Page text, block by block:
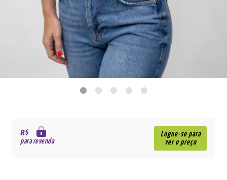
R$
para revenda
Logue-se para
ver o preço